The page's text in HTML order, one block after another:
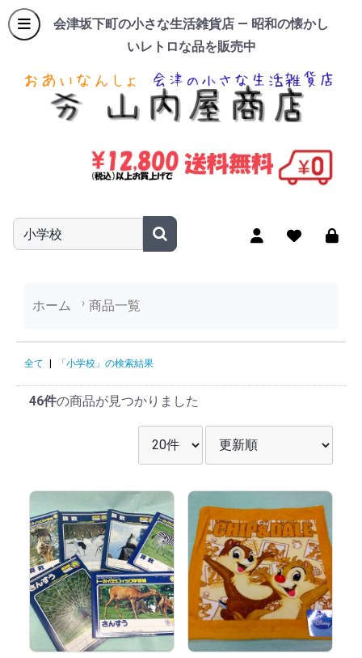
会津坂下町の小さな生活雑貨店 — 昭和の懐かし
いレトロな品を販売中
商品名やキーワードを入力
ホーム 商品一覧
「小学校」の検索結果
全て 「小学校」の検索結果
46件の商品が見つかりました
並び順を選択